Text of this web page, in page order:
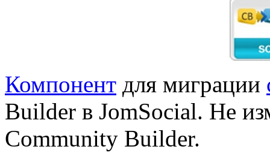
Компонент для миграции
Builder в JomSocial. Не
Community Builder.